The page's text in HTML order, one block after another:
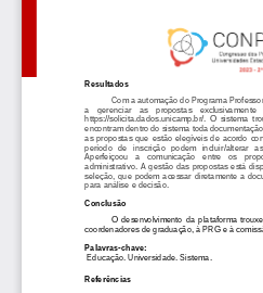
Resultados
Com a automação do Programa
a    gerenciar    as    propostas    exclusivamente
https://solicita.dados.unicamp.br/.  O  sistema
encontram dentro do sistema toda
as  propostas  que  estão  elegíveis  de  acordo
período   de   inscrição   podem   incluir/alterar
Aperfeiçoou   a   comunicação   entre   os
administrativo. A gestão das propostas está
seleção, que  podem  acessar  diretamente  a
para análise e decisão.
Conclusão
O  desenvolvimento  da  plataforma
coordenadores de graduação, à PRG e à
Palavras-chave:
Educação. Universidade. Sistema.
Referências